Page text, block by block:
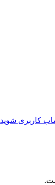
کاربری شوید